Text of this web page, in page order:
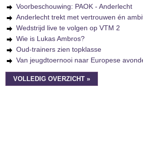
Voorbeschouwing: PAOK - Anderlecht
Anderlecht trekt met vertrouwen én
Wedstrijd live te volgen op VTM 2
Wie is Lukas Ambros?
Oud-trainers zien topklasse
Van jeugdtoernooi naar Europese
VOLLEDIG OVERZICHT »